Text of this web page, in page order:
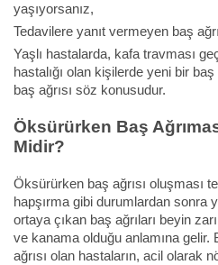
yaşıyorsanız,
Tedavilere yanıt vermeyen baş
Yaşlı hastalarda, kafa travması
hastalığı olan kişilerde yeni bir
baş ağrısı söz konusudur.
Öksürürken Baş
Midir?
Öksürürken baş ağrısı oluşması
hapşırma gibi durumlardan sonra
ortaya çıkan baş ağrıları beyin
ve kanama olduğu anlamına
ağrısı olan hastaların, acil olarak